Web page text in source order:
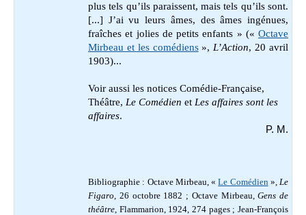
plus tels qu’ils paraissent, mais tels qu’ils sont.
[...] J’ai vu leurs âmes, des âmes ingénues,
fraîches et jolies de petits enfants » (« Octave
Mirbeau et les comédiens»,L’Action, 20 avril
1903)...
Voir aussi les notices Comédie-Française,
Théâtre, Le Comédien et Les affaires sont les
affaires.
P. M.
Bibliographie : Octave Mirbeau, «Le Comédien », Le
Figaro , 26 octobre 1882 ; Octave Mirbeau,Gens de
théâtre , Flammarion, 1924, 274 pages ;Jean-François